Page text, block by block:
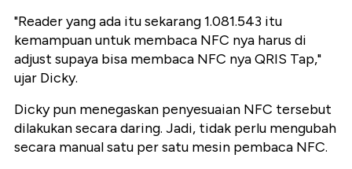
"Reader yang ada itu sekarang 1.081.543 itu
kemampuan untuk membaca NFC nya harus di
adjust supaya bisa membaca NFC nya QRIS Tap,"
ujar Dicky.
Dicky pun menegaskan penyesuaian NFC tersebut
dilakukan secara daring. Jadi, tidak perlu mengubah
secara manual satu per satu mesin pembaca NFC.